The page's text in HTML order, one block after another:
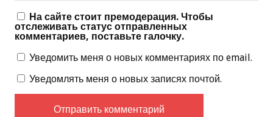
На сайте стоит премодерация. Чтобы
отслеживать статус отправленных
комментариев, поставьте галочку.
Уведомить меня о новых комментариях по email.
Уведомлять меня о новых записях почтой.